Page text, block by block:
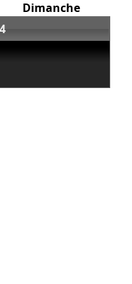
Dimanche
4